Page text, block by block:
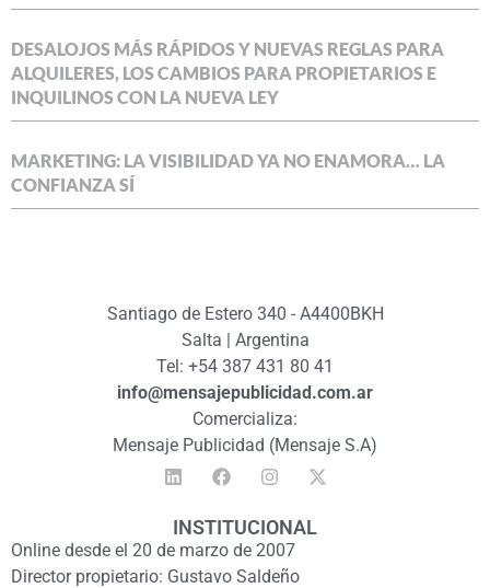
DESALOJOS MÁS RÁPIDOS Y NUEVAS REGLAS PARA
ALQUILERES, LOS CAMBIOS PARA PROPIETARIOS E
INQUILINOS CON LA NUEVA LEY
MARKETING: LA VISIBILIDAD YA NO ENAMORA… LA
CONFIANZA SÍ
Santiago de Estero 340 - A4400BKH
Salta | Argentina
Tel: +54 387 431 80 41
info@mensajepublicidad.com.ar
Comercializa:
Mensaje Publicidad (Mensaje S.A)
INSTITUCIONAL
Online desde el 20 de marzo de 2007
Director propietario: Gustavo Saldeño